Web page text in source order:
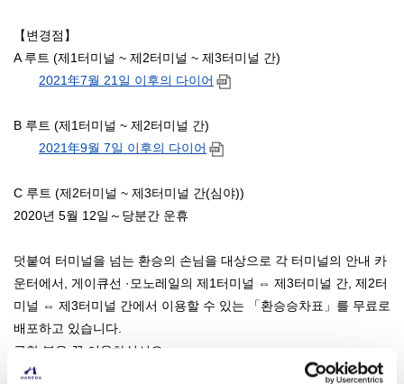
【변경점】
A 루트 (제1터미널 ~ 제2터미널 ~ 제3터미널 간)
2021年7월 21일 이후의 다이어
B 루트 (제1터미널 ~ 제2터미널 간)
2021年9월 7일 이후의 다이어
C 루트 (제2터미널 ~ 제3터미널 간(심야))
2020년 5월 12일～당분간 운휴
덧붙여 터미널을 넘는 환승의 손님을 대상으로 각 터미널의 안내 카
운터에서, 게이큐선 ·모노레일의 제1터미널 ⇔ 제3터미널 간, 제2터
미널 ⇔ 제3터미널 간에서 이용할 수 있는 「환승승차표」를 무료로
배포하고 있습니다.
급한 분은 꼭 이용하십시오.
※국제선 도착의 손님은, 대중교통기관의 이용은 할 수 없기 때문에,